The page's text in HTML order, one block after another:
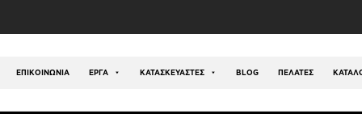
ΕΠΙΚΟΙΝΩΝΊΑ ΕΡΓΑ ΚΑΤΑΣΚΕΥΑΣΤΕΣ BLOG ΠΕΛΑΤΕΣ